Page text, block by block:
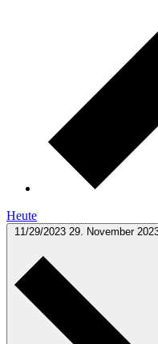
Heute
11/29/2023 29. November